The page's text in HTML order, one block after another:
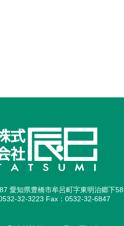
愛知県豊橋市牟呂町字東明治郷下58
32-3223 Fax：0532-32-6847